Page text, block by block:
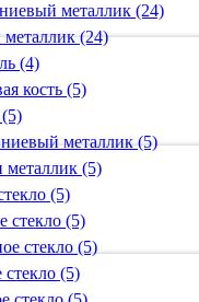
металлик (24)
металлик (24)
(4)
кость (5)
металлик (5)
металлик (5)
(5)
стекло (5)
стекло (5)
стекло (5)